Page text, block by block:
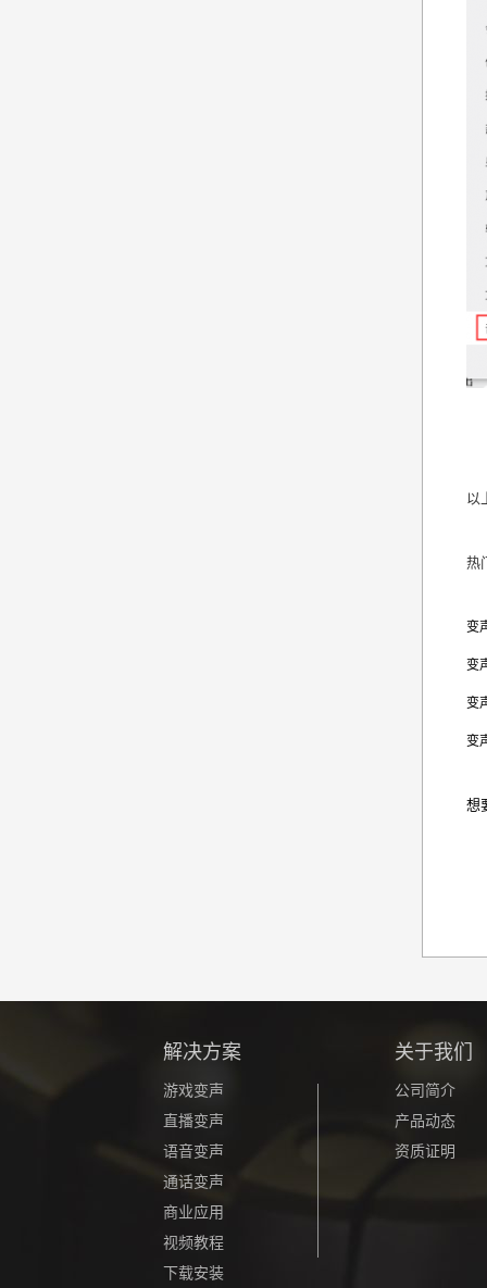
以
热
变
变
变
变
想
解决方案
游戏变声
直播变声
语音变声
通话变声
商业应用
视频教程
下载安装
关于我们
公司简介
产品动态
资质证明